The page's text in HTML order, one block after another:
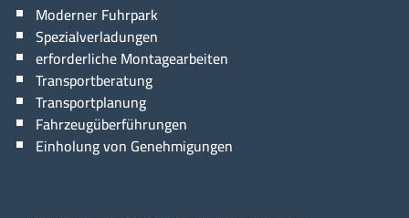
Moderner Fuhrpark
Spezialverladungen
erforderliche Montagearbeiten
Transportberatung
Transportplanung
Fahrzeugüberführungen
Einholung von Genehmigungen